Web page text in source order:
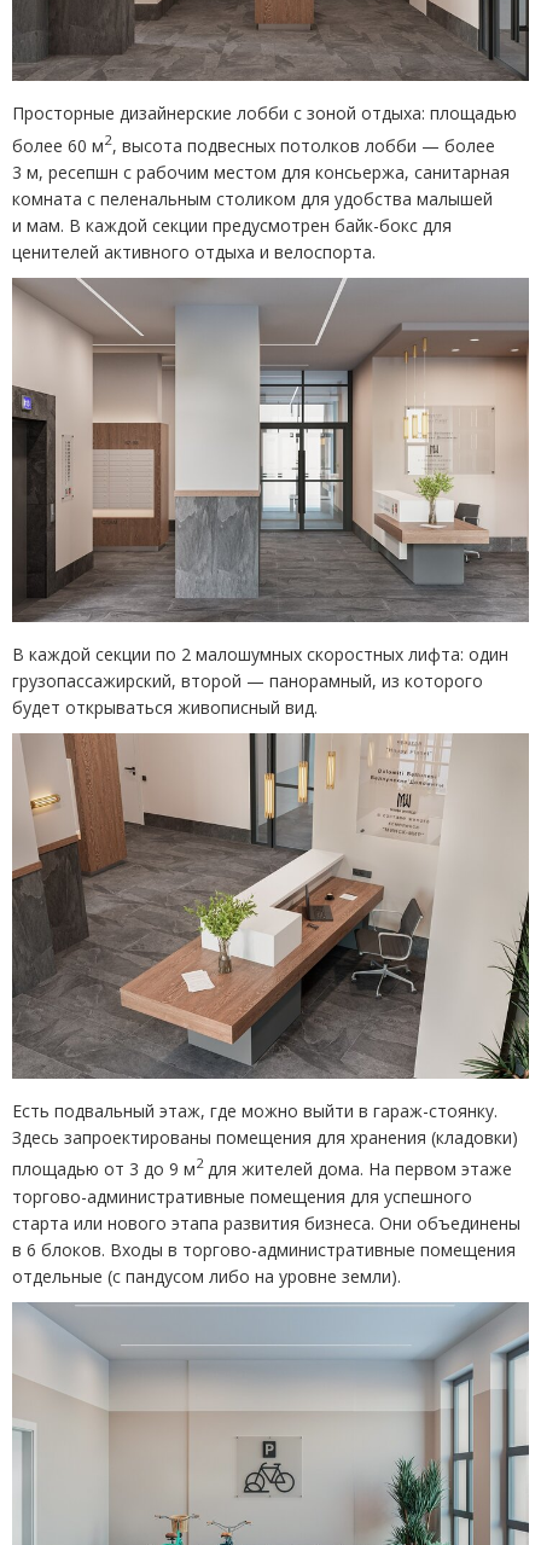
Просторные дизайнерские лобби с зоной отдыха: площадью
более 60 м2, высота подвесных потолков лобби — более
3 м, ресепшн с рабочим местом для консьержа, санитарная
комната с пеленальным столиком для удобства малышей
и мам. В каждой секции предусмотрен байк-бокс для
ценителей активного отдыха и велоспорта.
В каждой секции по 2 малошумных скоростных лифта: один
грузопассажирский, второй — панорамный, из которого
будет открываться живописный вид.
Есть подвальный этаж, где можно выйти в гараж-стоянку.
Здесь запроектированы помещения для хранения (кладовки)
площадью от 3 до 9 м2 для жителей дома. На первом этаже
торгово-административные помещения для успешного
старта или нового этапа развития бизнеса. Они объединены
в 6 блоков. Входы в торгово-административные помещения
отдельные (с пандусом либо на уровне земли).